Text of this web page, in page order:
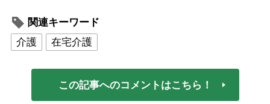
関連キーワード
介護
在宅介護
この記事へのコメントはこちら！